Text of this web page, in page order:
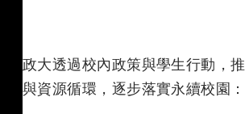
政大透過校內政策與學生行動，
與資源循環，逐步落實永續校園：